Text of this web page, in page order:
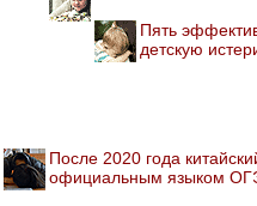
Пять
детскую
После 2020 года
официальным языком